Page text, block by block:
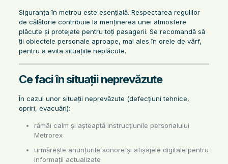
Siguranța în metrou este esențială. Respectarea regulilor
de călătorie contribuie la menținerea unei atmosfere
plăcute și protejate pentru toți pasagerii. Se recomandă să
ții obiectele personale aproape, mai ales în orele de vârf,
pentru a evita situațiile neplăcute.
Ce faci în situații neprevăzute
În cazul unor situații neprevăzute (defecțiuni tehnice,
opriri, evacuări):
rămâi calm și așteaptă instrucțiunile personalului
Metrorex
urmărește anunțurile sonore și afișajele digitale pentru
informații actualizate